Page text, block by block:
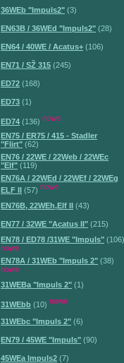
36WEb "Impuls2" (3)
EN63B / 36WEd "Impuls2" (28)
EN64 / 40WE / Acatus+ (106)
EN71 / SŽ 315 (245)
ED72 (168)
ED73 (1)
ED74 (136) nowe
EN75 / ER75 / 415 - Stadler
"Flirt" (62)
EN76 / 22WE / 22Web / 22WEc
"Elf" (119)
EN76A / 22WEd / 22WEf / 22WEg
ELF II (57) nowe
EN76B, 22WEh,Elf II (43)
EN77 / 32WE "Acatus II" (215)
EN78 / ED78 /31WE "Impuls" (106)
nowe
EN78A / 31WEb "Impuls 2" (38)
nowe
31WEBa "Impuls 2" (1)
31WEbb (10) nowe
31WEbc "Impuls 2" (6)
EN79 / 45WE "Impuls" (90)
45WEa Impuls2 (7)